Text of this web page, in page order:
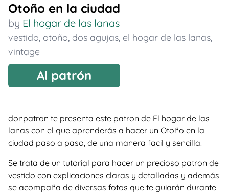
Otoño en la ciudad
by El hogar de las lanas
vestido, otoño, dos agujas, el hogar de las lanas,
vintage
Al patrón
donpatron te presenta este patron de El hogar de las
lanas con el que aprenderás a hacer un Otoño en la
ciudad paso a paso, de una manera facil y sencilla.
Se trata de un tutorial para hacer un precioso patron de
vestido con explicaciones claras y detalladas y además
se acompaña de diversas fotos que te guiarán durante